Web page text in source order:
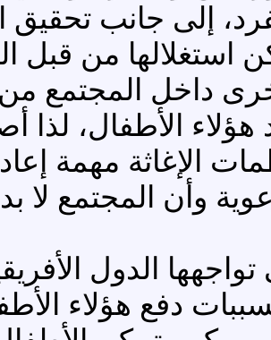
إلى جانب تحقيق
من قبل
داخل المجتمع من
الأطفال، لذا
الإغاثة مهمة
وأن المجتمع لا
الدول
دفع هؤلاء